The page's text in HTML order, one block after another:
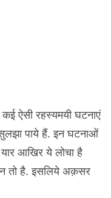
ऐसी रहस्यमयी घटनाएं
पाये हैं. इन घटनाओं
आखिर ये लोचा है
तो है. इसलिये अक़सर